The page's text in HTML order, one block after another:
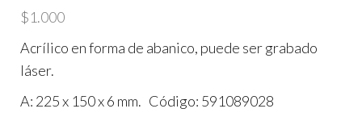
$1.000
Acrílico en forma de abanico, puede ser grabado
láser.
A: 225 x 150 x 6 mm. Código: 591089028